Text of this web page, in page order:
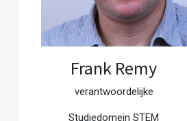
Frank Remy
verantwoordelijke
Studiedomein STEM